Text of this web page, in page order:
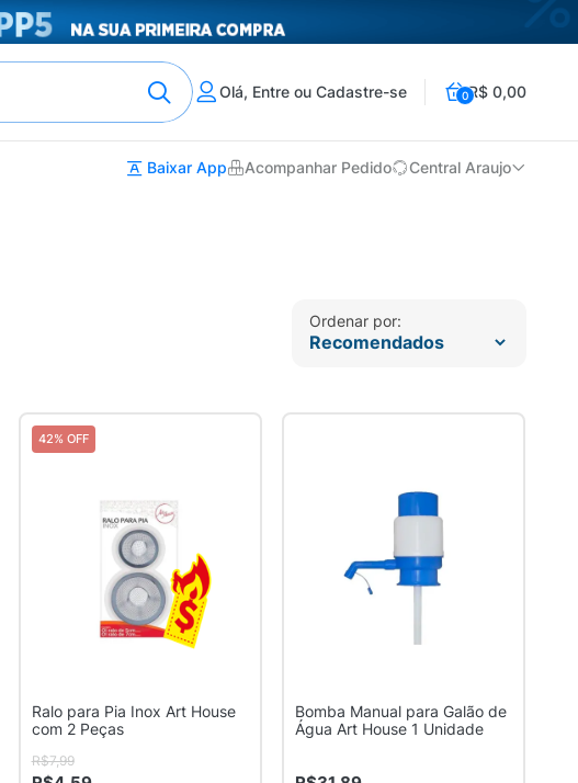
Olá, Entre ou Cadastre-se 0R$ 0,00
Baixar App Acompanhar Pedido Central Araujo
Ordenar por:
42% OFF
Ralo para Pia Inox Art House
com 2 Peças
R$7,99
Bomba Manual para Galão de
Água Art House 1 Unidade